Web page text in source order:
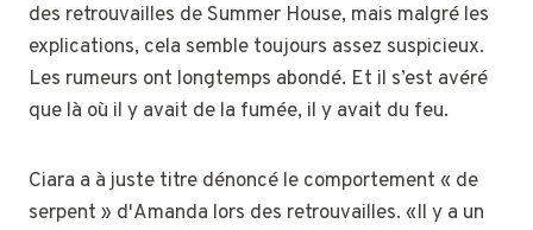
des retrouvailles de Summer House, mais malgré les
explications, cela semble toujours assez suspicieux.
Les rumeurs ont longtemps abondé. Et il s’est avéré
que là où il y avait de la fumée, il y avait du feu.
Ciara a à juste titre dénoncé le comportement « de
serpent » d'Amanda lors des retrouvailles. «Il y a un